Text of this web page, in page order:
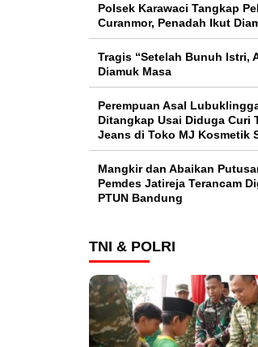
Polsek Karawaci Tangkap
Curanmor, Penadah Ikut
Tragis “Setelah Bunuh Istri,
Diamuk Masa
Perempuan Asal
Ditangkap Usai Diduga Curi
Jeans di Toko MJ Kosmetik
Mangkir dan Abaikan
Pemdes Jatireja Terancam
PTUN Bandung
TNI & POLRI